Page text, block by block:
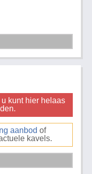
kunt hier helaas
aanbod of
kavels.